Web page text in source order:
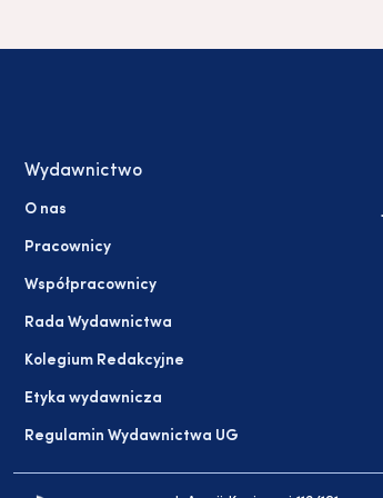
Wydawnictwo
O nas
Pracownicy
Współpracownicy
Rada Wydawnictwa
Kolegium Redakcyjne
Etyka wydawnicza
Regulamin Wydawnictwa UG